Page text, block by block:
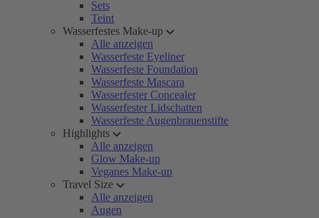
Sets
Teint
Wasserfestes Make-up
Alle anzeigen
Wasserfeste Eyeliner
Wasserfeste Foundation
Wasserfeste Mascara
Wasserfester Concealer
Wasserfester Lidschatten
Wasserfeste Augenbrauenstifte
Highlights
Alle anzeigen
Glow Make-up
Veganes Make-up
Travel Size
Alle anzeigen
Augen